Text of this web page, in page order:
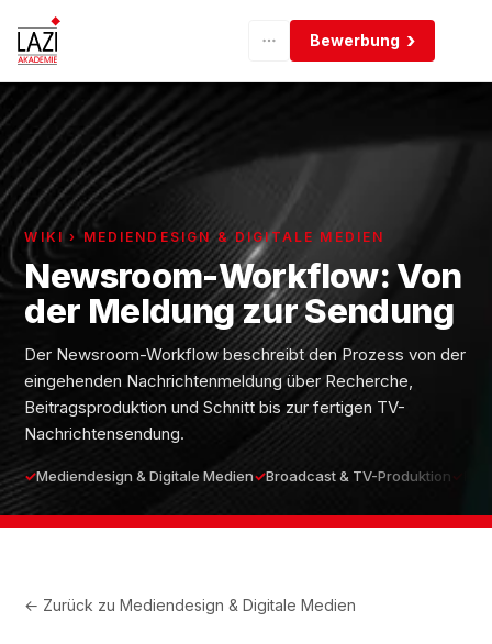
Bewerbung
WIKI › MEDIENDESIGN & DIGITALE MEDIEN
Newsroom-Workflow: Von
der Meldung zur Sendung
Der Newsroom-Workflow beschreibt den Prozess von der
eingehenden Nachrichtenmeldung über Recherche,
Beitragsproduktion und Schnitt bis zur fertigen TV-
Nachrichtensendung.
Mediendesign & Digitale Medien Broadcast & TV-Produktion
← Zurück zuMediendesign & Digitale Medien